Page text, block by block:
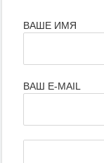
ВАШЕ ИМЯ
ВАШ E-MAIL